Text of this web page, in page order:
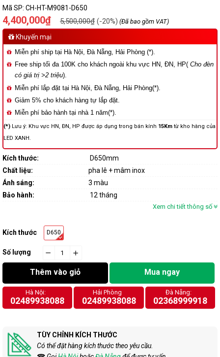
Mã SP: CH-HT-M9081-D650
4,400,000₫ 5,500,000₫ (-20%) (Đã bao gồm VAT)
Khuyến mại
Miễn phí ship tại Hà Nội, Đà Nẵng, Hải Phòng (*).
Free ship tối đa 100K cho khách ngoài khu vực HN, ĐN, HP( Cho đèn
có giá trị >2 triệu).
Miễn phí lắp đặt tại Hà Nội, Đà Nẵng, Hải Phòng(*).
Giảm 5% cho khách hàng tự lắp đặt.
Miễn phí bảo hành tại nhà 1 năm(*).
(*) Lưu ý: Khu vực HN, ĐN, HP được áp dụng trong bán kính 15Km từ kho hàng của
LED XANH.
Kích thước:
D650mm
Chất liệu:
pha lê + mâm inox
Ánh sáng:
3 màu
Bảo hành:
12 tháng
Xem chi tiết thông số
Kích thước D650
Số lượng
−
cart.general.reduce_quantity
+
cart.general.increase_quantity
Thêm vào giỏ Mua ngay
Hà Nội:
02489938088
Hải Phòng
02489938088
Đà Nẵng:
02368999918
TÙY CHỈNH KÍCH THƯỚC
Có thể đặt hàng kích thước theo yêu cầu.